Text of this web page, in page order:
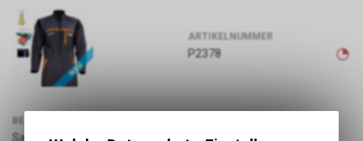
ARTIKELNUMMER
P2378
Saros SFT